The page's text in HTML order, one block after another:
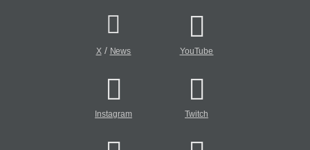
X/ News YouTube
Instagram Twitch